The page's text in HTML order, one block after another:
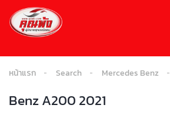
หน้าแรก Search Mercedes Benz
Benz A200 2021